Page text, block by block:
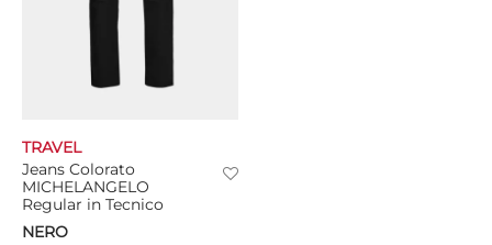
Jeans Colorato
MICHELANGELO
Regular in Tecnico
NERO
TRAVEL